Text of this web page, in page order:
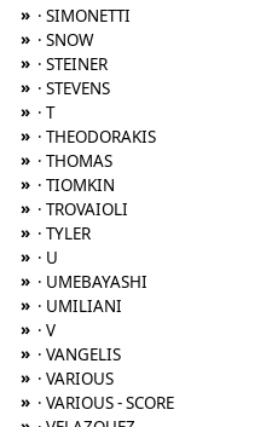
» · SIMONETTI
» · SNOW
» · STEINER
» · STEVENS
» · T
» · THEODORAKIS
» · THOMAS
» · TIOMKIN
» · TROVAIOLI
» · TYLER
» · U
» · UMEBAYASHI
» · UMILIANI
» · V
» · VANGELIS
» · VARIOUS
» · VARIOUS - SCORE